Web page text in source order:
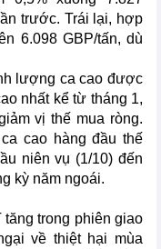
trước. Trái lại, hợp
6.098 GBP/tấn, dù
lượng ca cao được
nhất kể từ tháng 1,
vị thế mua ròng.
cao hàng đầu thế
niên vụ (1/10) đến
kỳ năm ngoái.
trong phiên giao
về thiệt hại mùa